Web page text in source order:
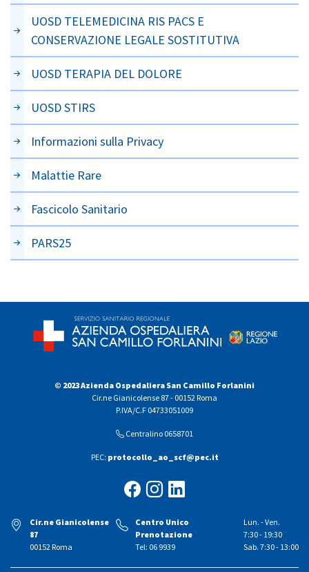
UOSD TELEMEDICINA RIS PACS E
CONSERVAZIONE LEGALE SOSTITUTIVA
UOSD TERAPIA DEL DOLORE
UOSD STIRS
Informazioni sulla Privacy
Malattie Rare
Fascicolo Sanitario
PARS25
© 2023 Azienda Ospedaliera San Camillo Forlanini
Cir.ne Gianicolense 87 - 00152 Roma
P.IVA/C.F 04733051009
Centralino 0658701
PEC: protocollo_ao_scf@pec.it
Cir.ne Gianicolense
87
00152 Roma
Centro Unico
Prenotazione
Tel: 06 9939
Lun. - Ven.
7:30 - 19:30
Sab. 7:30 - 13:00